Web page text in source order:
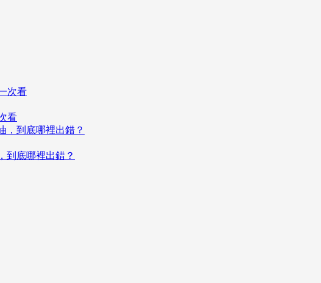
看
到底哪裡出錯？